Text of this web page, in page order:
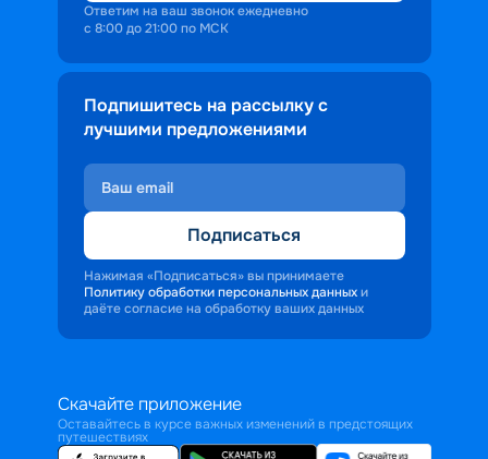
Ответим на ваш звонок ежедневно
с 8:00 до 21:00 по МСК
Подпишитесь на рассылку с
лучшими предложениями
Подписаться
Нажимая «Подписаться» вы принимаете
Политику обработки персональных данных и
даёте согласие на обработку ваших данных
Скачайте приложение
Оставайтесь в курсе важных изменений в предстоящих
путешествиях